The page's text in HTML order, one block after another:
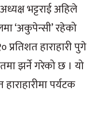
भट्टराई अहिले
‘अकुपेन्सी’ रहेको
हाराहारी पुगे
झर्ने गरेको छ । यो
पर्यटक